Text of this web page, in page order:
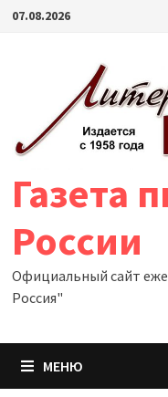
Перейти
07.08.2026
Газета
России
Официальный сайт
Россия"
МЕНЮ